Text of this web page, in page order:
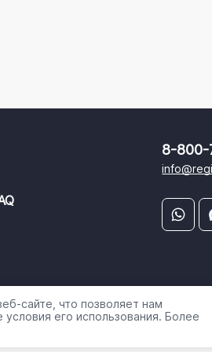
8-
сайте, что позволяет нам
его использования. Более